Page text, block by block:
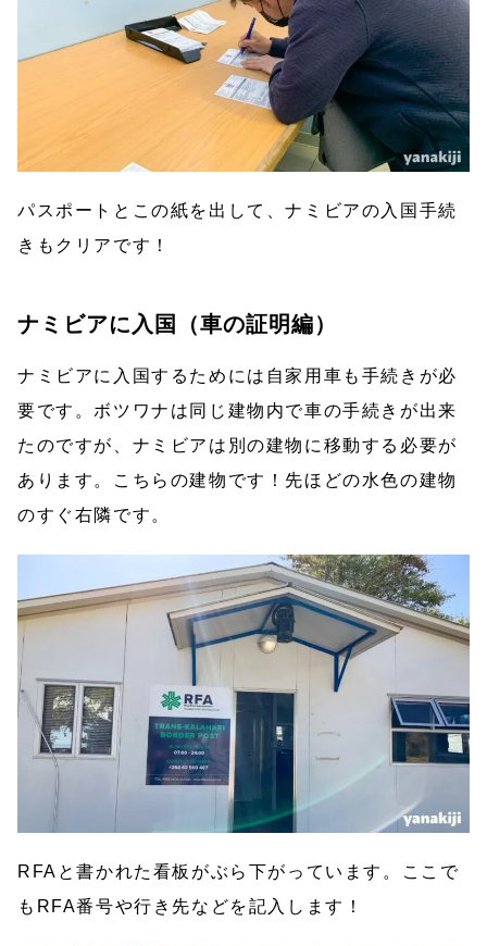
パスポートとこの紙を出して、ナミビアの入国手続
きもクリアです！
ナミビアに入国（車の証明編）
ナミビアに入国するためには自家用車も手続きが必
要です。ボツワナは同じ建物内で車の手続きが出来
たのですが、ナミビアは別の建物に移動する必要が
あります。こちらの建物です！先ほどの水色の建物
のすぐ右隣です。
RFAと書かれた看板がぶら下がっています。ここで
もRFA番号や行き先などを記入します！